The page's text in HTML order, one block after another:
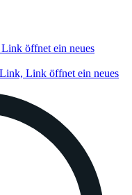
öffnet ein neues
Link öffnet ein neues